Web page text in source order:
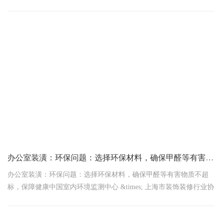
办公室装潢：环保问题：选择环保材料，确保甲醛等有害物质不超标，保障健康
办公室装潢：环保问题：选择环保材料，确保甲醛等有害物质不超
标，保障健康中国室内环境监测中心 &times; 上海市装饰装修行业协